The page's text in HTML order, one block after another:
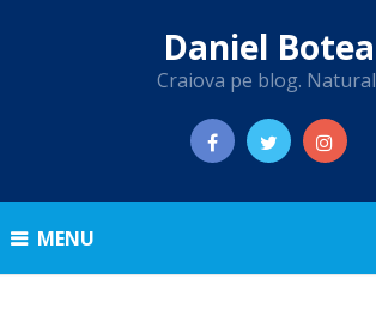
Daniel Botea
Craiova pe blog.
MENU